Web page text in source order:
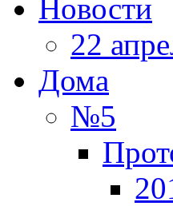
Новости
22
Дома
№5